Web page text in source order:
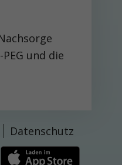
und die
Datenschutz